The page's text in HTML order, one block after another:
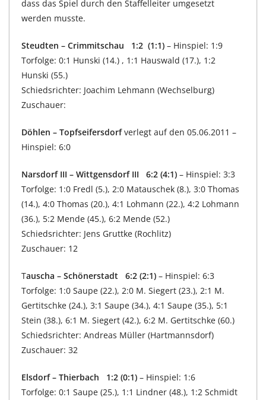
dass das Spiel durch den Staffelleiter umgesetzt
werden musste.
Steudten – Crimmitschau 1:2 (1:1) – Hinspiel: 1:9
Torfolge: 0:1 Hunski (14.) , 1:1 Hauswald (17.), 1:2
Hunski (55.)
Schiedsrichter: Joachim Lehmann (Wechselburg)
Zuschauer:
Döhlen – Topfseifersdorfverlegt auf den 05.06.2011 –
Hinspiel: 6:0
Narsdorf III – Wittgensdorf III 6:2 (4:1) – Hinspiel: 3:3
Torfolge: 1:0 Fredl (5.), 2:0 Matauschek (8.), 3:0 Thomas
(14.), 4:0 Thomas (20.), 4:1 Lohmann (22.), 4:2 Lohmann
(36.), 5:2 Mende (45.), 6:2 Mende (52.)
Schiedsrichter: Jens Gruttke (Rochlitz)
Zuschauer: 12
Tauscha – Schönerstadt 6:2 (2:1) – Hinspiel: 6:3
Torfolge: 1:0 Saupe (22.), 2:0 M. Siegert (23.), 2:1 M.
Gertitschke (24.), 3:1 Saupe (34.), 4:1 Saupe (35.), 5:1
Stein (38.), 6:1 M. Siegert (42.), 6:2 M. Gertitschke (60.)
Schiedsrichter: Andreas Müller (Hartmannsdorf)
Zuschauer: 32
Elsdorf – Thierbach 1:2 (0:1) – Hinspiel: 1:6
Torfolge: 0:1 Saupe (25.), 1:1 Lindner (48.), 1:2 Schmidt